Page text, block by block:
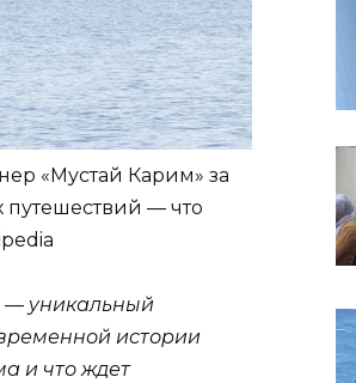
«Мустай Карим» за
— что
— уникальный
истории
и что ждет